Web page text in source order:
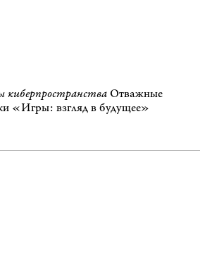
Отважные
«Игры: взгляд в будущее»